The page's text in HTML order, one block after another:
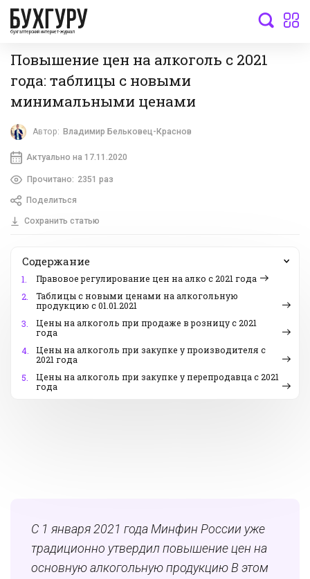
бухгалтерский интернет-журнал
Повышение цен на алкоголь с 2021
года: таблицы с новыми
минимальными ценами
Автор: Владимир Бельковец-Краснов
Актуально на 17.11.2020
Прочитано: 2351 раз
Поделиться
Сохранить статью
Содержание
1.
Правовое регулирование цен на алко с 2021 года
2.
Таблицы с новыми ценами на алкогольную
продукцию с 01.01.2021
3.
Цены на алкоголь при продаже в розницу с 2021
года
4.
Цены на алкоголь при закупке у производителя с
2021 года
5.
Цены на алкоголь при закупке у перепродавца с 2021
года
С 1 января 2021 года Минфин России уже
традиционно утвердил повышение цен на
основную алкогольную продукцию В этом